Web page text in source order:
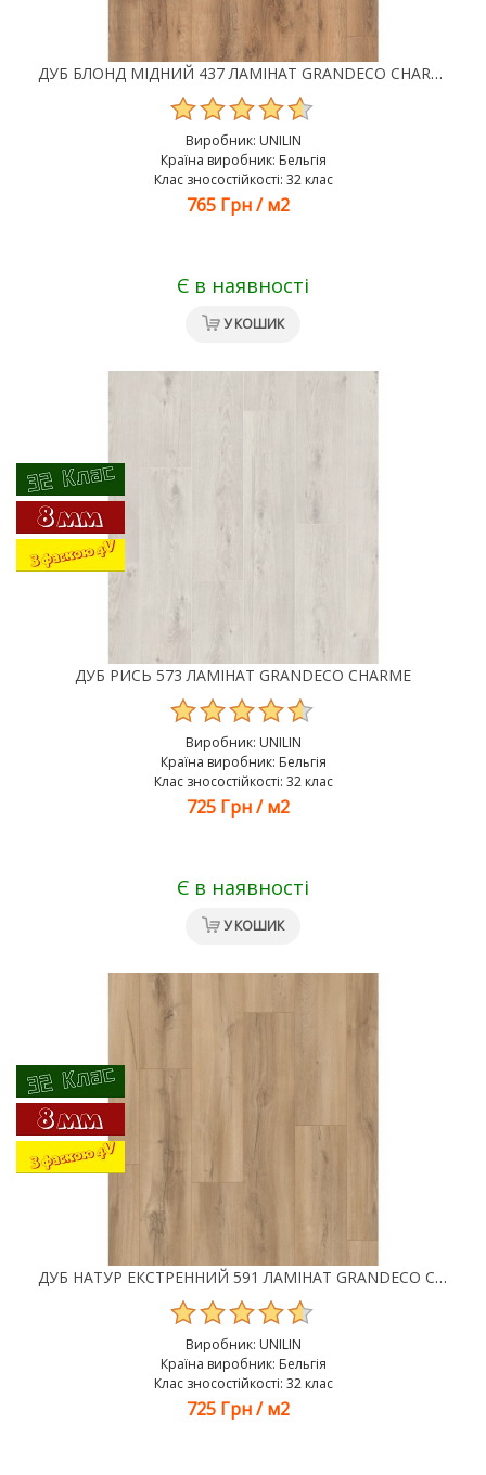
ДУБ БЛОНД МІДНИЙ 437 ЛАМІНАТ GRANDECO CHARME
Виробник: UNILIN
Країна виробник: Бельгія
Клас зносостійкості: 32 клас
765 Грн /м2
Є в наявності
У КОШИК
ДУБ РИСЬ 573 ЛАМІНАТ GRANDECO CHARME
Виробник: UNILIN
Країна виробник: Бельгія
Клас зносостійкості: 32 клас
725 Грн /м2
Є в наявності
У КОШИК
ДУБ НАТУР ЕКСТРЕННИЙ 591 ЛАМІНАТ GRANDECO CHARME
Виробник: UNILIN
Країна виробник: Бельгія
Клас зносостійкості: 32 клас
725 Грн /м2